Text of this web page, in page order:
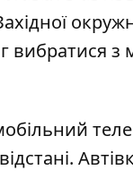
вибратися